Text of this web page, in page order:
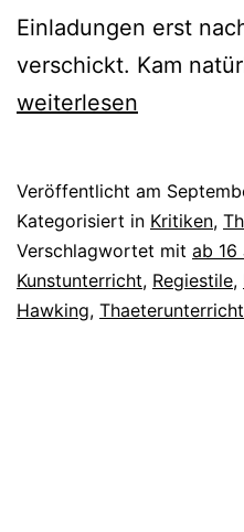
Einladungen erst
verschickt. Kam
weiterlesen
Veröffentlicht am
Kategorisiert in Kritiken,
Verschlagwortet mit ab 16
Kunstunterricht, Regiestile,
Hawking, Thaeterunterricht